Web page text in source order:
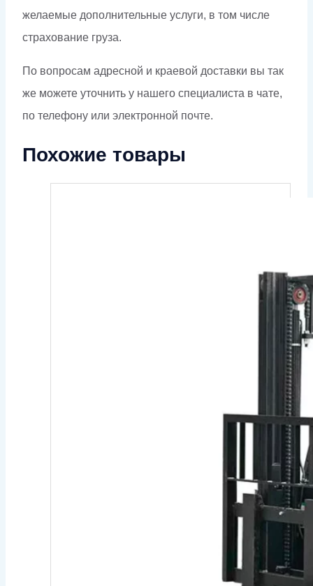
желаемые дополнительные услуги, в том числе
страхование груза.
По вопросам адресной и краевой доставки вы так
же можете уточнить у нашего специалиста в чате,
по телефону или электронной почте.
Похожие товары